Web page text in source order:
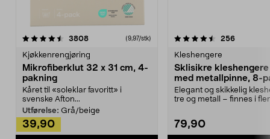
3808anmeldelser(9,97/stk)
Kjøkkenrengjøring
Mikrofiberklut 32 x 31 cm, 4-
pakning
Kåret til «soleklar favoritt» i
svenske Afton...
Utførelse: Grå/beige
39,90
4.5av 5 stjerner 256
Kleshengere
Sklisikre
med metallpinne, 8-
Elegant og skikkelig
tre og metall – finnes i
79,90
4.5av 5 stjerner